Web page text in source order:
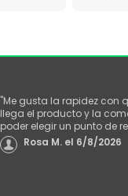
"Me gusta la rapidez con
llega el producto y la
poder elegir un punto de
Rosa M. el 6/8/2026